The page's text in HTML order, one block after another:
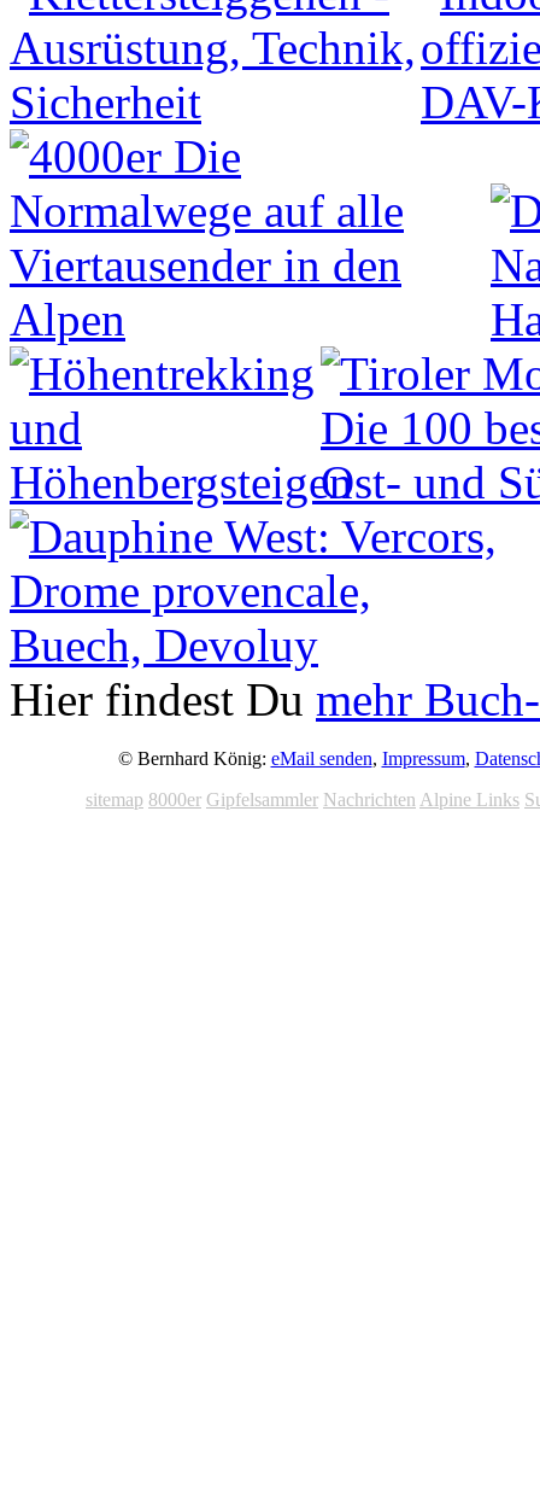
Hier findest Du mehr
© Bernhard König: eMail senden, Impressum,
sitemap 8000er Gipfelsammler Nachrichten Alpine Links